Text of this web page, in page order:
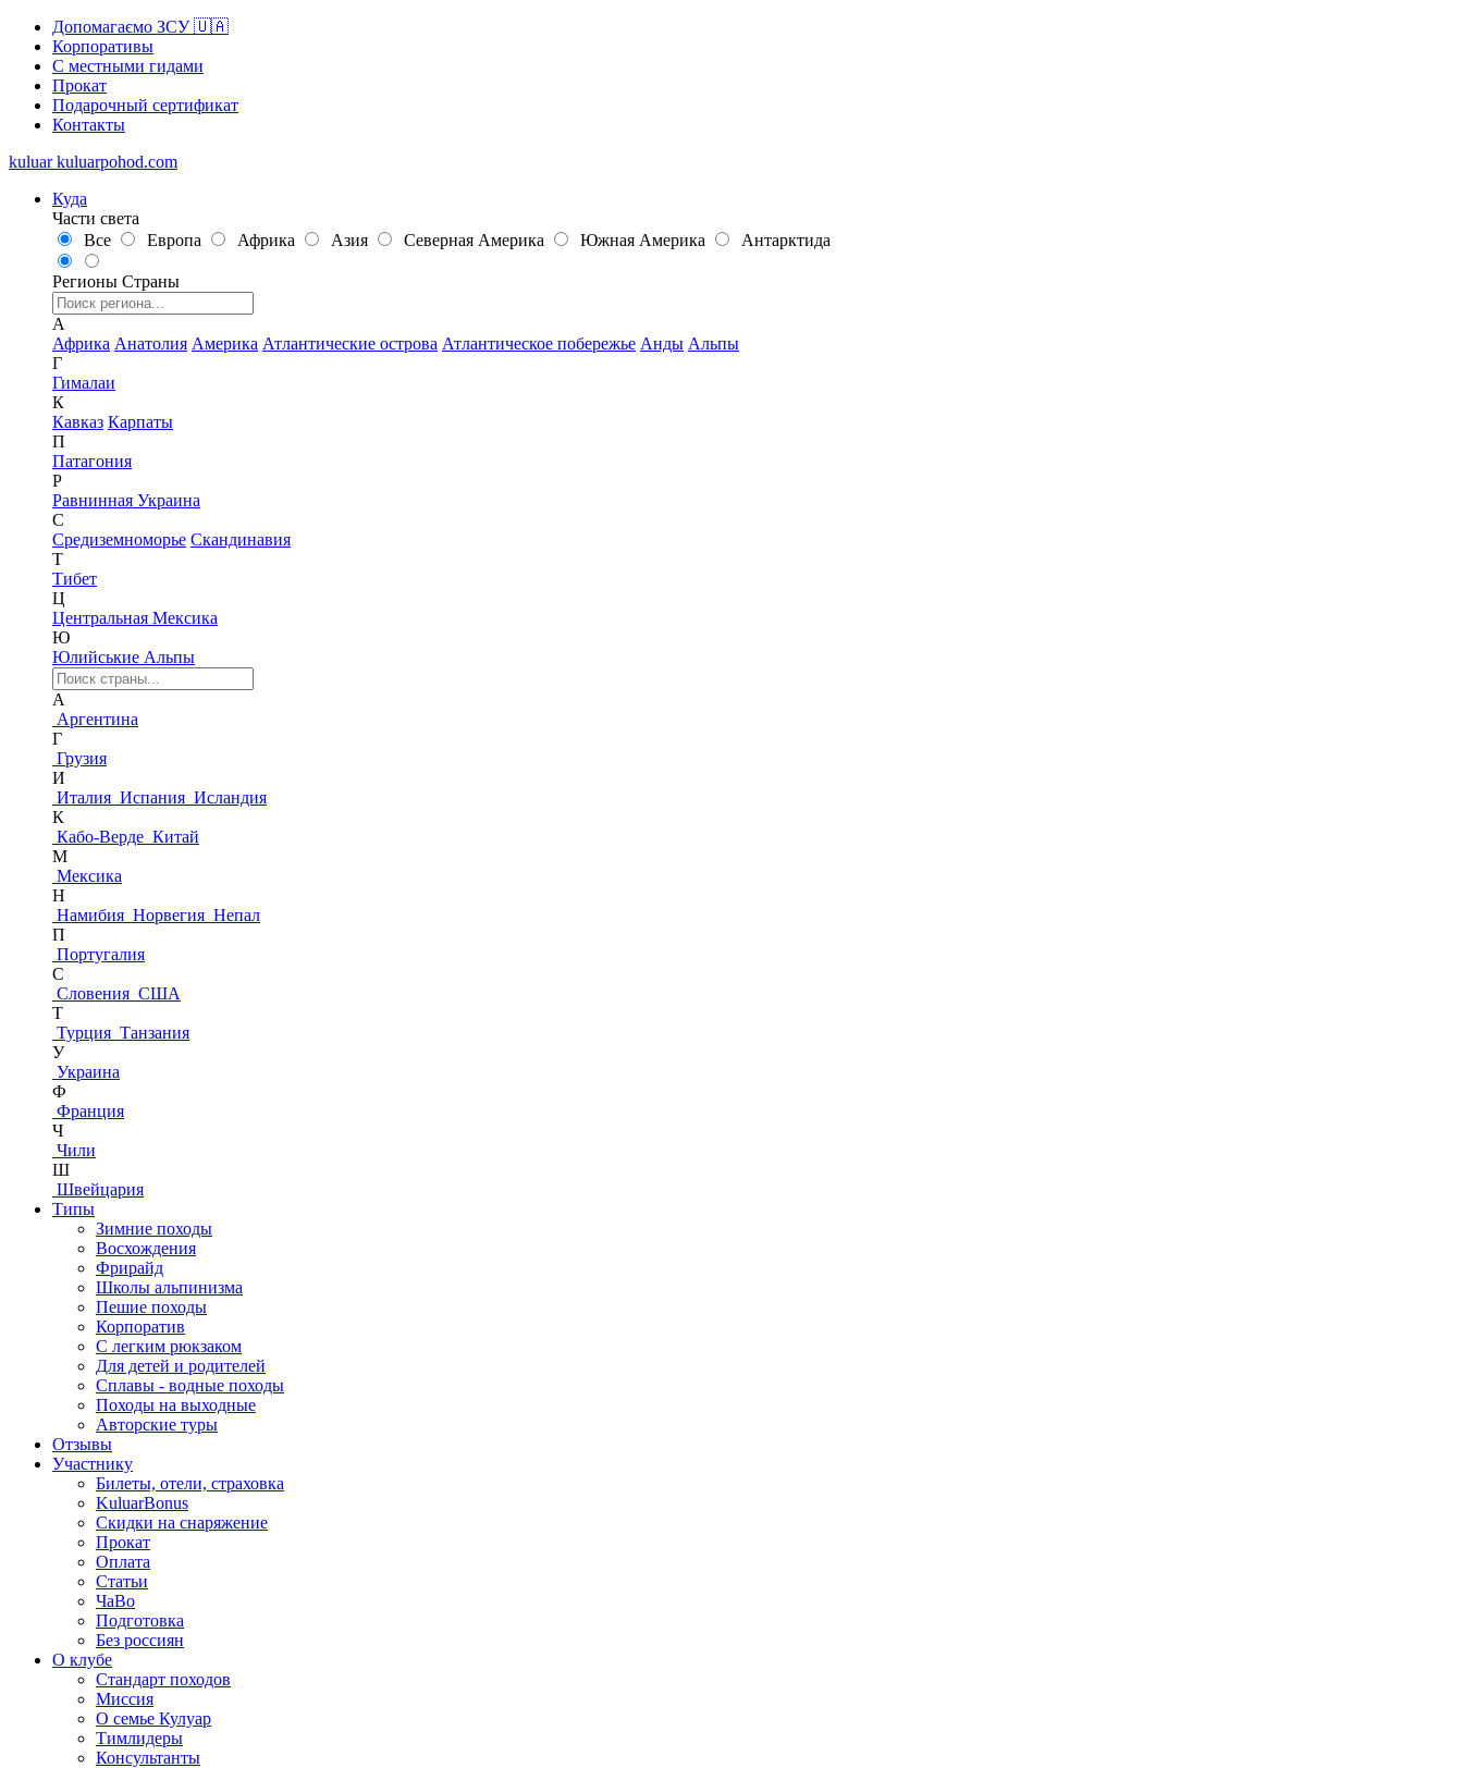
Допомагаємо ЗСУ 🇺🇦
Корпоративы
С местными гидами
Прокат
Подарочный сертификат
Контакты
kuluar kuluarpohod.com
Куда
Части света
Все
Европа Африка Азия Северная Америка Южная Америка Антарктида
Регионы Страны
А
Африка Анатолия Америка Атлантические острова Атлантическое побережье Анды Альпы
Г
Гималаи
К
Кавказ Карпаты
П
Патагония
Р
Равнинная Украина
С
Средиземноморье Скандинавия
Т
Тибет
Ц
Центральная Мексика
Ю
Юлийськие Альпы
А
Аргентина
Г
Грузия
И
Италия Испания Исландия
К
Кабо-Верде Китай
М
Мексика
Н
Намибия Норвегия Непал
П
Португалия
С
Словения США
Т
Турция Танзания
У
Украина
Ф
Франция
Ч
Чили
Ш
Швейцария
Типы
Зимние походы
Восхождения
Фрирайд
Школы альпинизма
Пешие походы
Корпоратив
С легким рюкзаком
Для детей и родителей
Сплавы - водные походы
Походы на выходные
Авторские туры
Отзывы
Участнику
Билеты, отели, страховка
KuluarBonus
Скидки на снаряжение
Прокат
Оплата
Статьи
ЧаВо
Подготовка
Без россиян
О клубе
Стандарт походов
Миссия
О семье Кулуар
Тимлидеры
Консультанты